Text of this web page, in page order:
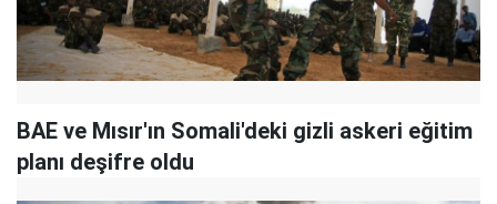
BAE ve Mısır'ın Somali'deki gizli askeri eğitim
planı deşifre oldu